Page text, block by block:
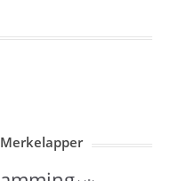
Merkelapper